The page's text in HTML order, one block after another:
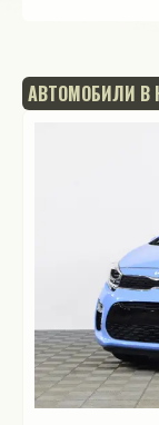
АВТОМОБИЛИ В